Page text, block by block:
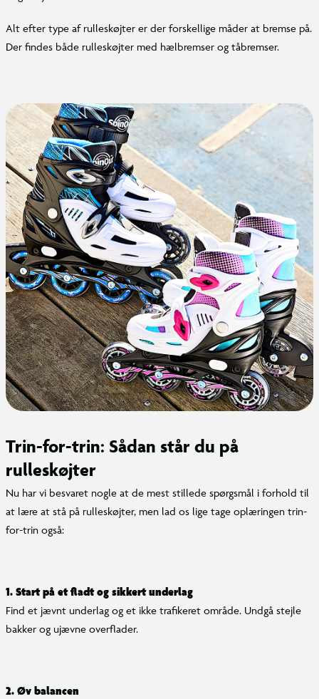
Alt efter type af rulleskøjter er der forskellige måder at bremse på.
Der findes både rulleskøjter med hælbremser og tåbremser.
Trin-for-trin: Sådan står du på
rulleskøjter
Nu har vi besvaret nogle at de mest stillede spørgsmål i forhold til
at lære at stå på rulleskøjter, men lad os lige tage oplæringen trin-
for-trin også:
1. Start på et fladt og sikkert underlag
Find et jævnt underlag og et ikke trafikeret område. Undgå stejle
bakker og ujævne overflader.
2. Øv balancen